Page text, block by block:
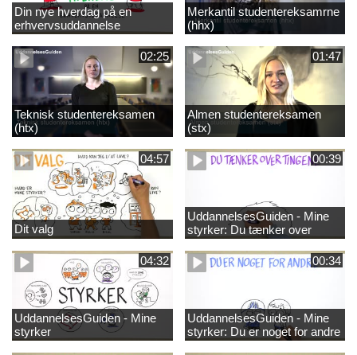
Din nye hverdag på en
erhvervsuddannelse
Merkantil studentereksamrne
(hhx)
02:25
Teknisk studentereksamen
(htx)
01:47
Almen studentereksamen
(stx)
04:57
Dit valg
00:39
UddannelsesGuiden - Mine
styrker: Du tænker over
tingene
04:32
UddannelsesGuiden - Mine
styrker
00:34
UddannelsesGuiden - Mine
styrker: Du er noget for andre